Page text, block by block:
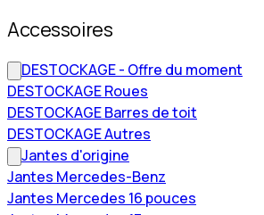
Accessoires
DESTOCKAGE - Offre du moment
DESTOCKAGE Roues
DESTOCKAGE Barres de toit
DESTOCKAGE Autres
Jantes d'origine
Jantes Mercedes-Benz
Jantes Mercedes 16 pouces